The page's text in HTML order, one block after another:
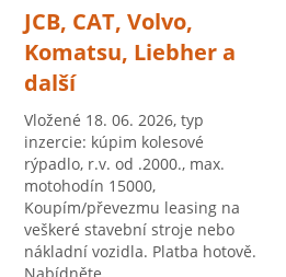
JCB, CAT, Volvo,
Komatsu, Liebher a
další
Vložené 18. 06. 2026, typ
inzercie: kúpim kolesové
rýpadlo, r.v. od .2000., max.
motohodín 15000,
Koupím/převezmu leasing na
veškeré stavební stroje nebo
nákladní vozidla. Platba hotově.